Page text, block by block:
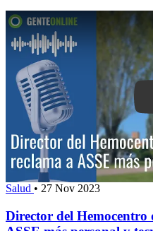
Salud • 27 Nov 2023
Director del